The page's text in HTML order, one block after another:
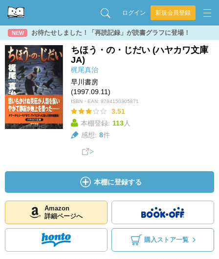
ログイン 新規会員登録
NEW お待たせしました！「再読記録」が読書グラフに登場！
ちほう・の・じだい (ハヤカワ文庫
JA)
梶尾真治
早川書房
(1997.09.11)
ISBN・EAN: 9784150305871
3.51
本棚登録: 113人
感想: 8件
本棚に登録する
Amazon
詳細ページへ
購入ストア一覧